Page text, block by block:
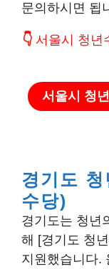
문의하시면 됩
👇 서울시 청년
서울시 청
경기도
수당)
경기도는 청년
해 [경기도 청
지원했습니다.